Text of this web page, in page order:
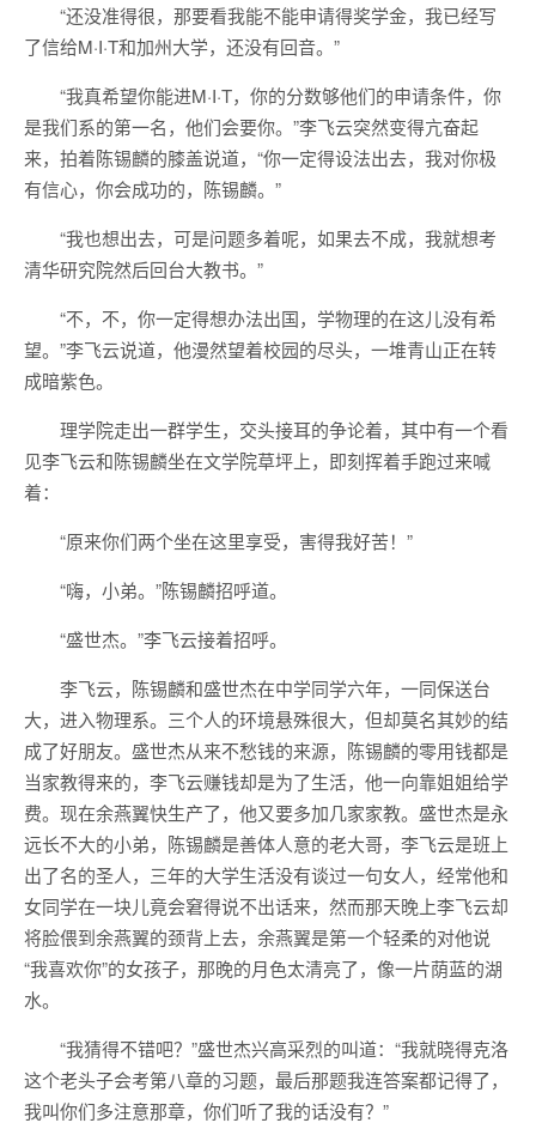
“还没准得很，那要看我能不能申请得奖学金，我已经写
了信给M·I·T和加州大学，还没有回音。”
“我真希望你能进M·I·T，你的分数够他们的申请条件，你
是我们系的第一名，他们会要你。”李飞云突然变得亢奋起
来，拍着陈锡麟的膝盖说道，“你一定得设法出去，我对你极
有信心，你会成功的，陈锡麟。”
“我也想出去，可是问题多着呢，如果去不成，我就想考
清华研究院然后回台大教书。”
“不，不，你一定得想办法出国，学物理的在这儿没有希
望。”李飞云说道，他漫然望着校园的尽头，一堆青山正在转
成暗紫色。
理学院走出一群学生，交头接耳的争论着，其中有一个看
见李飞云和陈锡麟坐在文学院草坪上，即刻挥着手跑过来喊
着：
“原来你们两个坐在这里享受，害得我好苦！”
“嗨，小弟。”陈锡麟招呼道。
“盛世杰。”李飞云接着招呼。
李飞云，陈锡麟和盛世杰在中学同学六年，一同保送台
大，进入物理系。三个人的环境悬殊很大，但却莫名其妙的结
成了好朋友。盛世杰从来不愁钱的来源，陈锡麟的零用钱都是
当家教得来的，李飞云赚钱却是为了生活，他一向靠姐姐给学
费。现在余燕翼快生产了，他又要多加几家家教。盛世杰是永
远长不大的小弟，陈锡麟是善体人意的老大哥，李飞云是班上
出了名的圣人，三年的大学生活没有谈过一句女人，经常他和
女同学在一块儿竟会窘得说不出话来，然而那天晚上李飞云却
将脸偎到余燕翼的颈背上去，余燕翼是第一个轻柔的对他说
“我喜欢你”的女孩子，那晚的月色太清亮了，像一片荫蓝的湖
水。
“我猜得不错吧？”盛世杰兴高采烈的叫道：“我就晓得克洛
这个老头子会考第八章的习题，最后那题我连答案都记得了，
我叫你们多注意那章，你们听了我的话没有？”